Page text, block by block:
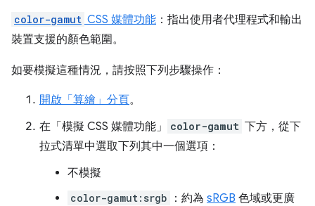
color-gamut CSS 媒體功能 ：指出使用者代理程式和輸出
裝置支援的顏色範圍。
如要模擬這種情況，請按照下列步驟操作：
開啟「算繪」 分頁。
在「模擬 CSS 媒體功能」
color-gamut 下方，從下
拉式清單中選取下列其中一個選項：
不模擬
color-gamut:srgb ：約為 sRGB 色域或更廣